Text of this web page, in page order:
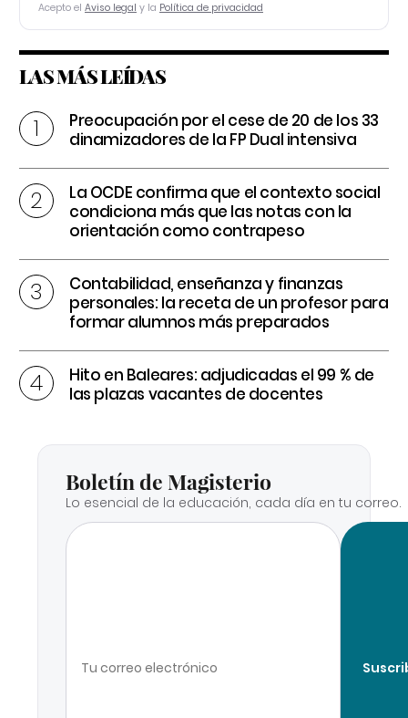
Acepto el Aviso legal y la Política de privacidad
LAS MÁS LEÍDAS
Preocupación por el cese de 20 de los 33
dinamizadores de la FP Dual intensiva
La OCDE confirma que el contexto social
condiciona más que las notas con la
orientación como contrapeso
Contabilidad, enseñanza y finanzas
personales: la receta de un profesor para
formar alumnos más preparados
Hito en Baleares: adjudicadas el 99 % de
las plazas vacantes de docentes
Boletín de Magisterio
Lo esencial de la educación, cada día en tu correo.